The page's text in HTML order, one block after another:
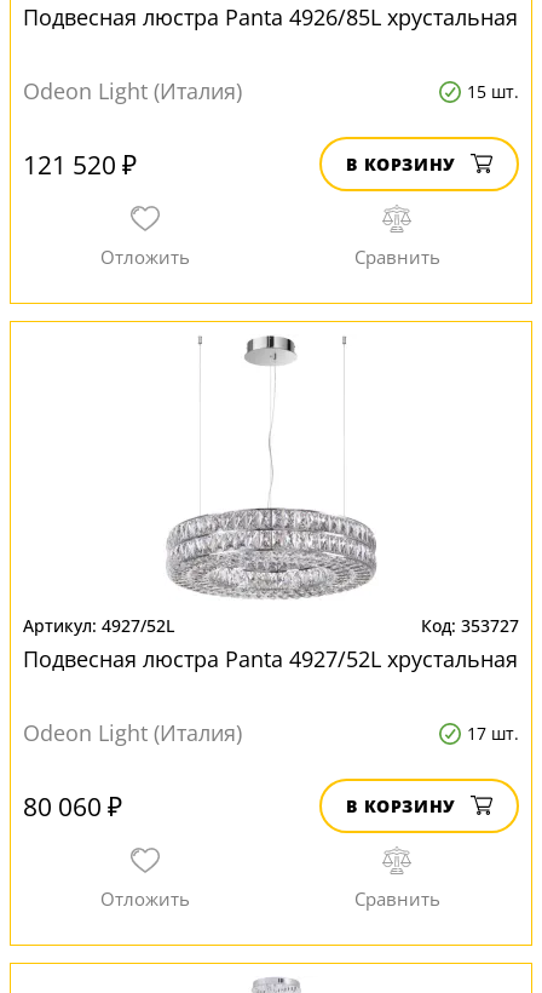
Подвесная люстра Panta 4926/85L хрустальная
Odeon Light (Италия) 15 шт.
121 520 ₽ В КОРЗИНУ
4927/52L 353727
Подвесная люстра Panta 4927/52L хрустальная
Odeon Light (Италия) 17 шт.
80 060 ₽ В КОРЗИНУ